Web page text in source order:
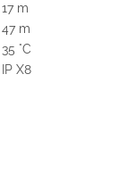
17 m
47 m
35 °C
IP X8